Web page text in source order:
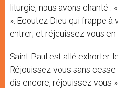
liturgie, nous avons chanté :
». Ecoutez Dieu qui frappe à
entrer; et réjouissez-vous en
Saint-Paul est allé exhorter
Réjouissez-vous sans cesse
dis encore, réjouissez-vous